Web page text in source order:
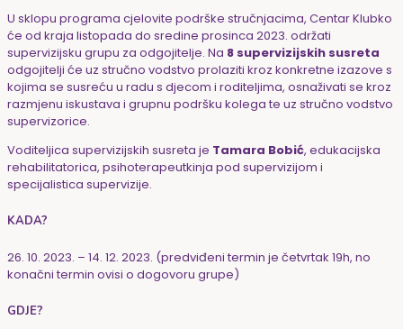
U sklopu programa cjelovite podrške stručnjacima, Centar Klubko
će od kraja listopada do sredine prosinca 2023. održati
supervizijsku grupu za odgojitelje. Na 8 supervizijskih susreta
odgojitelji će uz stručno vodstvo prolaziti kroz konkretne izazove s
kojima se susreću u radu s djecom i roditeljima, osnaživati se kroz
razmjenu iskustava i grupnu podršku kolega te uz stručno vodstvo
supervizorice.
Voditeljica supervizijskih susreta je Tamara Bobić, edukacijska
rehabilitatorica, psihoterapeutkinja pod supervizijom i
specijalistica supervizije.
KADA?
26. 10. 2023. – 14. 12. 2023. (predviđeni termin je četvrtak 19h, no
konačni termin ovisi o dogovoru grupe)
GDJE?